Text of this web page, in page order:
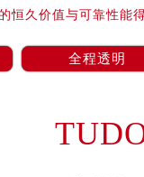
恒久价值与可靠性能
全程透明